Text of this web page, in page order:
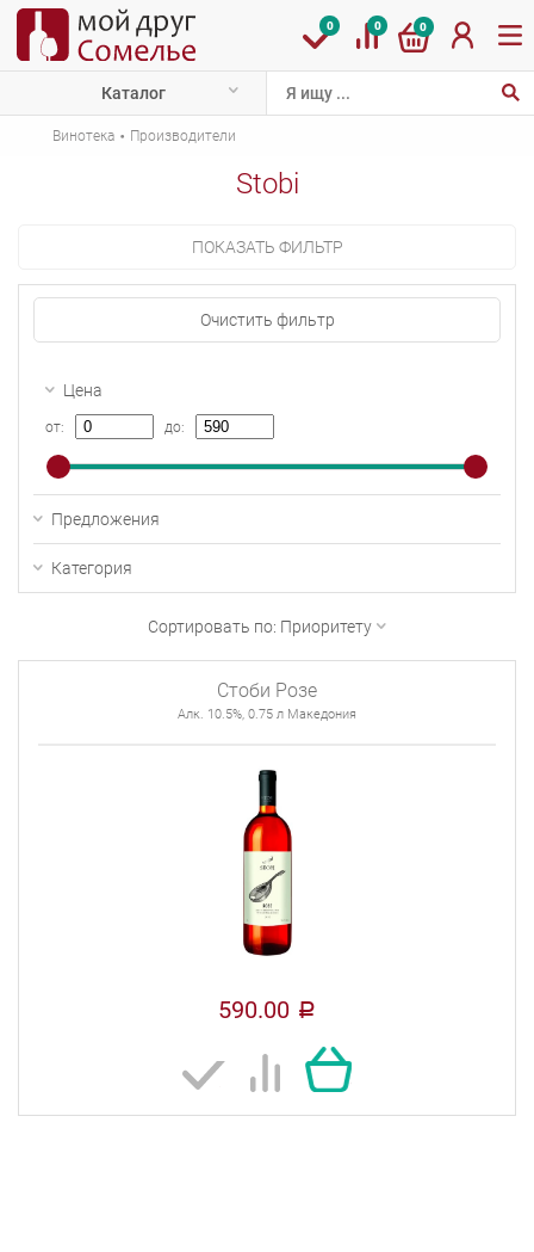
0 0 0
Каталог
Винотека · Производители
Stobi
ПОКАЗАТЬ ФИЛЬТР
Очистить фильтр
Цена
от: до:
Предложения
Категория
Сортировать по: Приоритету
Стоби Розе
Алк. 10.5%, 0.75 л Македония
590.00 a